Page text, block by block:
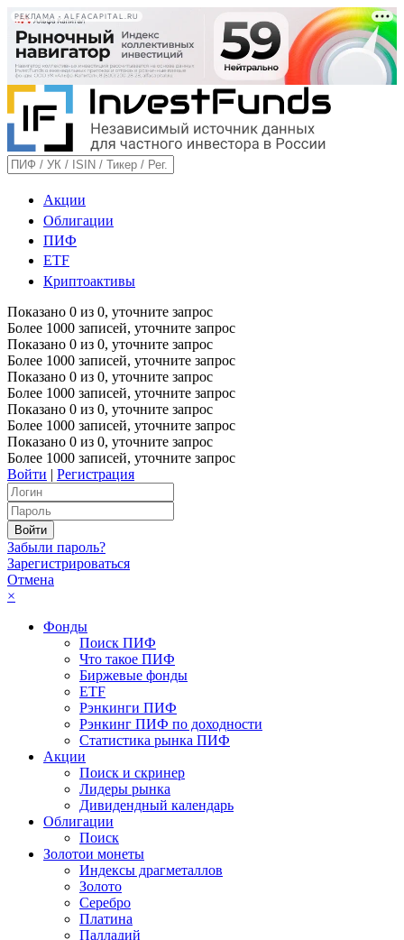
РЕКЛАМА • ALFACAPITAL.RU
Акции
Облигации
ПИФ
ETF
Криптоактивы
Показано 0 из 0, уточните запрос
Более 1000 записей, уточните запрос
Показано 0 из 0, уточните запрос
Более 1000 записей, уточните запрос
Показано 0 из 0, уточните запрос
Более 1000 записей, уточните запрос
Показано 0 из 0, уточните запрос
Более 1000 записей, уточните запрос
Показано 0 из 0, уточните запрос
Более 1000 записей, уточните запрос
Войти | Регистрация
Забыли пароль?
Зарегистрироваться
Отмена
×
Фонды
Поиск ПИФ
Что такое ПИФ
Биржевые фонды
ETF
Рэнкинги ПИФ
Рэнкинг ПИФ по доходности
Статистика рынка ПИФ
Акции
Поиск и скринер
Лидеры рынка
Дивидендный календарь
Облигации
Поиск
Золотои монеты
Индексы драгметаллов
Золото
Серебро
Платина
Палладий